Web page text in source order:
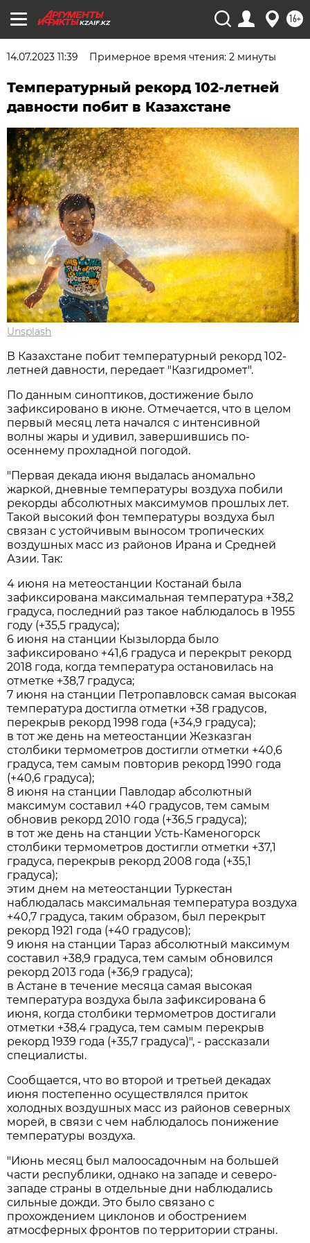
KZAIF.KZ 16+
14.07.2023 11:39 Примерное время чтения: 2 минуты
Температурный рекорд 102-летней
давности побит в Казахстане
Unsplash
В Казахстане побит температурный рекорд 102-
летней давности, передает "Казгидромет".
По данным синоптиков, достижение было
зафиксировано в июне. Отмечается, что в целом
первый месяц лета начался с интенсивной
волны жары и удивил, завершившись по-
осеннему прохладной погодой.
"Первая декада июня выдалась аномально
жаркой, дневные температуры воздуха побили
рекорды абсолютных максимумов прошлых лет.
Такой высокий фон температуры воздуха был
связан с устойчивым выносом тропических
воздушных масс из районов Ирана и Средней
Азии. Так:
4 июня на метеостанции Костанай была
зафиксирована максимальная температура +38,2
градуса, последний раз такое наблюдалось в 1955
году (+35,5 градуса);
6 июня на станции Кызылорда было
зафиксировано +41,6 градуса и перекрыт рекорд
2018 года, когда температура остановилась на
отметке +38,7 градуса;
7 июня на станции Петропавловск самая высокая
температура достигла отметки +38 градусов,
перекрыв рекорд 1998 года (+34,9 градуса);
в тот же день на метеостанции Жезказган
столбики термометров достигли отметки +40,6
градуса, тем самым повторив рекорд 1990 года
(+40,6 градуса);
8 июня на станции Павлодар абсолютный
максимум составил +40 градусов, тем самым
обновив рекорд 2010 года (+36,5 градуса);
в тот же день на станции Усть-Каменогорск
столбики термометров достигли отметки +37,1
градуса, перекрыв рекорд 2008 года (+35,1
градуса);
этим днем на метеостанции Туркестан
наблюдалась максимальная температура воздуха
+40,7 градуса, таким образом, был перекрыт
рекорд 1921 года (+40 градусов);
9 июня на станции Тараз абсолютный максимум
составил +38,9 градуса, тем самым обновился
рекорд 2013 года (+36,9 градуса);
в Астане в течение месяца самая высокая
температура воздуха была зафиксирована 6
июня, когда столбики термометров достигали
отметки +38,4 градуса, тем самым перекрыв
рекорд 1939 года (+35,7 градуса)", - рассказали
специалисты.
Сообщается, что во второй и третьей декадах
июня постепенно осуществлялся приток
холодных воздушных масс из районов северных
морей, в связи с чем наблюдалось понижение
температуры воздуха.
"Июнь месяц был малоосадочным на большей
части республики, однако на западе и северо-
западе страны в отдельные дни наблюдались
сильные дожди. Это было связано с
прохождением циклонов и обострением
атмосферных фронтов по территории страны.